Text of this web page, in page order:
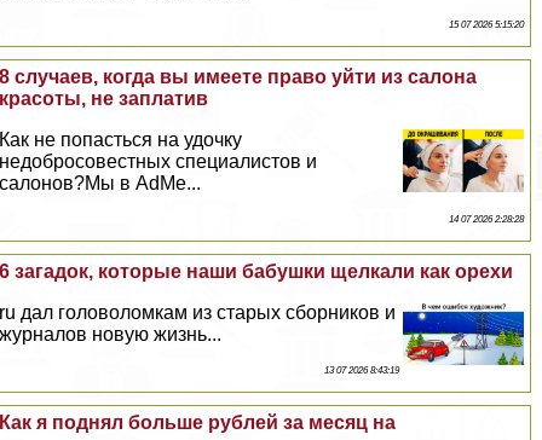
15 07 2026 5:15:20
8 случаев, когда вы имеете право уйти из салона
красоты, не заплатив
Как не попасться на удочку
недобросовестных специалистов и
салонов?Мы в AdMe...
14 07 2026 2:28:28
6 загадок, которые наши бабушки щелкали как орехи
ru дал головоломкам из старых сборников и
журналов новую жизнь...
13 07 2026 8:43:19
Как я поднял больше рублей за месяц на